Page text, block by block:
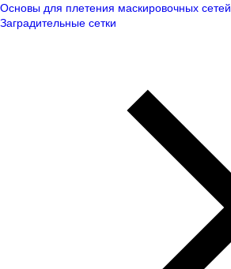
Основы для плетения маскировочных сетей
Заградительные сетки